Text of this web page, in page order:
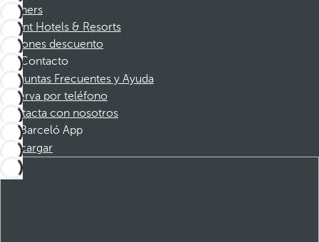
Partners
Dorint Hotels & Resorts
Cupones descuento
Contacto
Preguntas Frecuentes y Ayuda
Reserva por teléfono
Contacta con nosotros
Barceló App
Descargar